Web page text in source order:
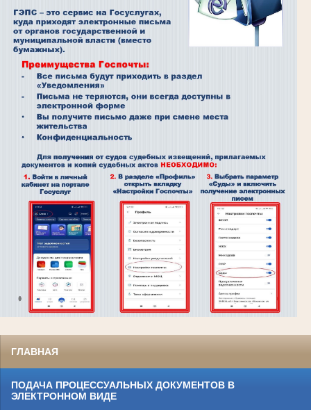
ГЛАВНАЯ
ПОДАЧА ПРОЦЕССУАЛЬНЫХ ДОКУМЕНТОВ В
ЭЛЕКТРОННОМ ВИДЕ